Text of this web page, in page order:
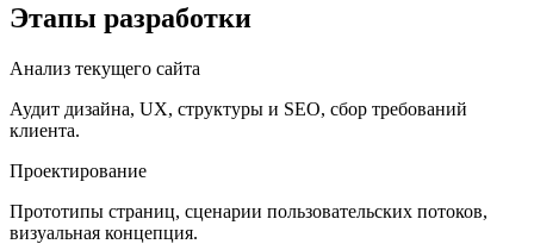
Этапы разработки
Анализ текущего сайта
Аудит дизайна, UX, структуры и SEO, сбор требований
клиента.
Проектирование
Прототипы страниц, сценарии пользовательских потоков,
визуальная концепция.